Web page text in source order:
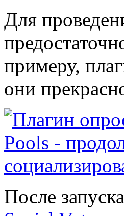
Для
примеру,
они
После запуска